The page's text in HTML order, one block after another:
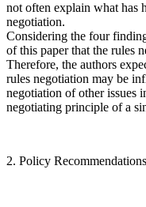
not often explain what has
negotiation.
Considering the four
of this paper that the rules
Therefore, the authors
rules negotiation may be
negotiation of other issues
negotiating principle of a
2. Policy Recommendations